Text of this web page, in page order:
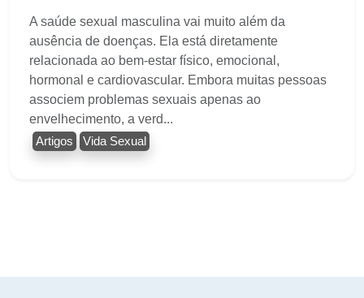
A saúde sexual masculina vai muito além da
ausência de doenças. Ela está diretamente
relacionada ao bem-estar físico, emocional,
hormonal e cardiovascular. Embora muitas pessoas
associem problemas sexuais apenas ao
envelhecimento, a verd...
Artigos Vida Sexual